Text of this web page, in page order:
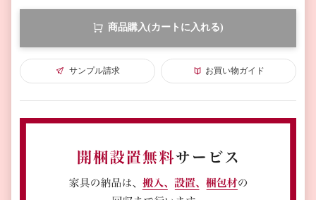
商品購入(カートに入れる)
サンプル請求 お買い物ガイド